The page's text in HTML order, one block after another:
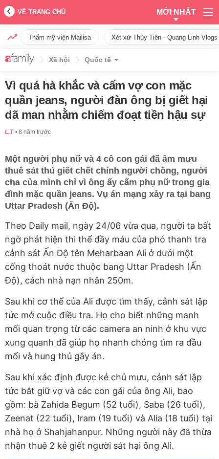
VỀ TRANG CHỦ MỚI NHẤT
Thẩm mỹ viện Mailisa Xét xử Thùy Tiên - Quang Linh
Xã hội Quốc tế
Vì quá hà khắc và cấm vợ con mặc
quần jeans, người đàn ông bị giết hại
dã man nhằm chiếm đoạt tiền hậu sự
L.T 8 năm trước
Một người phụ nữ và 4 cô con gái đã âm mưu
thuê sát thủ giết chết chính người chồng, người
cha của mình chỉ vì ông ấy cấm phụ nữ trong gia
đình mặc quần jeans. Vụ án mạng xảy ra tại bang
Uttar Pradesh (Ấn Độ).
Theo Daily mail, ngày 24/06 vừa qua, người ta bất
ngờ phát hiện thi thể đầy máu của phó thanh tra
cảnh sát Ấn Độ tên Meharbaan Ali ở dưới một
cống thoát nước thuộc bang Uttar Pradesh (Ấn
Độ), cách nhà nạn nhân 250m.
Sau khi cơ thể của Ali được tìm thấy, cảnh sát lập
tức mở cuộc điều tra. Họ cho biết những manh
mối quan trọng từ các camera an ninh ở khu vực
xung quanh đã giúp họ nhanh chóng tìm ra đầu
mối và hung thủ gây án.
Sau khi xác định được kẻ chủ mưu, cảnh sát lập
tức bắt giữ vợ và các con gái của ông Ali, bao
gồm: bà Zahida Begum (52 tuổi), Saba (26 tuổi),
Zeenat (22 tuổi), Iram (19 tuổi) và Alia (18 tuổi) tại
nhà họ ở Shahjahanpur. Những người này đã thừa
nhận thuê 2 kẻ giết người sát hại ông Ali.